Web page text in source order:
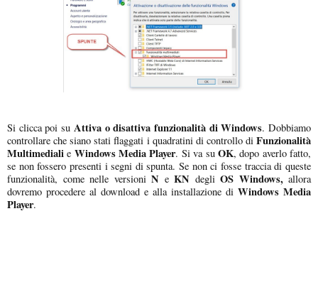
Si clicca poi su Attiva o disattiva funzionalità di Windows. Dobbiamo
controllare che siano stati flaggati i quadratini di controllo diFunzionalità
Multimedialie Windows Media Player. Si va su OK, dopo averlo fatto,
se non fossero presenti i segni di spunta. Se non ci fosse traccia di queste
funzionalità, come nelle versioni N eKN degli OS Windows, allora
dovremo procedere al download e alla installazione di Windows Media
Player.